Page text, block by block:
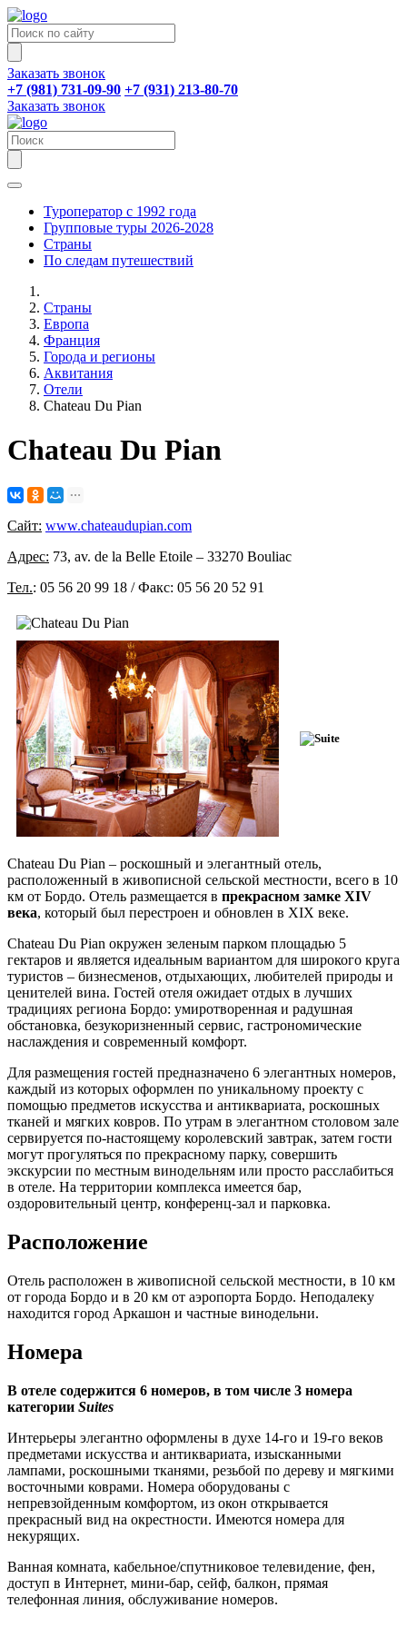
Заказать звонок
+7 (981) 731-09-90 +7 (931) 213-80-70
Заказать звонок
Туроператор с 1992 года
Групповые туры 2026-2028
Страны
По следам путешествий
Страны
Европа
Франция
Города и регионы
Аквитания
Отели
Chateau Du Pian
Chateau Du Pian
Сайт: www.chateaudupian.com
Адрес: 73, av. de la Belle Etoile – 33270 Bouliac
Тел.: 05 56 20 99 18 / Факс: 05 56 20 52 91
Chateau Du Pian – роскошный и элегантный отель,
расположенный в живописной сельской местности, всего в 10
км от Бордо. Отель размещается в прекрасном замке XIV
века, который был перестроен и обновлен в XIX веке.
Chateau Du Pian окружен зеленым парком площадью 5
гектаров и является идеальным вариантом для широкого круга
туристов – бизнесменов, отдыхающих, любителей природы и
ценителей вина. Гостей отеля ожидает отдых в лучших
традициях региона Бордо: умиротворенная и радушная
обстановка, безукоризненный сервис, гастрономические
наслаждения и современный комфорт.
Для размещения гостей предназначено 6 элегантных номеров,
каждый из которых оформлен по уникальному проекту с
помощью предметов искусства и антиквариата, роскошных
тканей и мягких ковров. По утрам в элегантном столовом зале
сервируется по-настоящему королевский завтрак, затем гости
могут прогуляться по прекрасному парку, совершить
экскурсии по местным винодельням или просто расслабиться
в отеле. На территории комплекса имеется бар,
оздоровительный центр, конференц-зал и парковка.
Расположение
Отель расположен в живописной сельской местности, в 10 км
от города Бордо и в 20 км от аэропорта Бордо. Неподалеку
находится город Аркашон и частные винодельни.
Номера
В отеле содержится 6 номеров, в том числе 3 номера
категории Suites
Интерьеры элегантно оформлены в духе 14-го и 19-го веков
предметами искусства и антиквариата, изысканными
лампами, роскошными тканями, резьбой по дереву и мягкими
восточными коврами. Номера оборудованы с
непревзойденным комфортом, из окон открывается
прекрасный вид на окрестности. Имеются номера для
некурящих.
Ванная комната, кабельное/спутниковое телевидение, фен,
доступ в Интернет, мини-бар, сейф, балкон, прямая
телефонная линия, обслуживание номеров.